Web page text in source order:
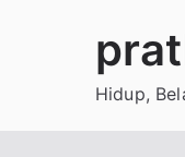
Hidup,